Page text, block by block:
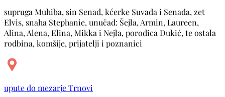
supruga Muhiba, sin Senad, kćerke Suvada i Senada, zet
Elvis, snaha Stephanie, unučad: Šejla, Armin, Laureen,
Alina, Alena, Elina, Mikka i Nejla, porodica Dukić, te ostala
rodbina, komšije, prijatelji i poznanici
upute do mezarje Trnovi